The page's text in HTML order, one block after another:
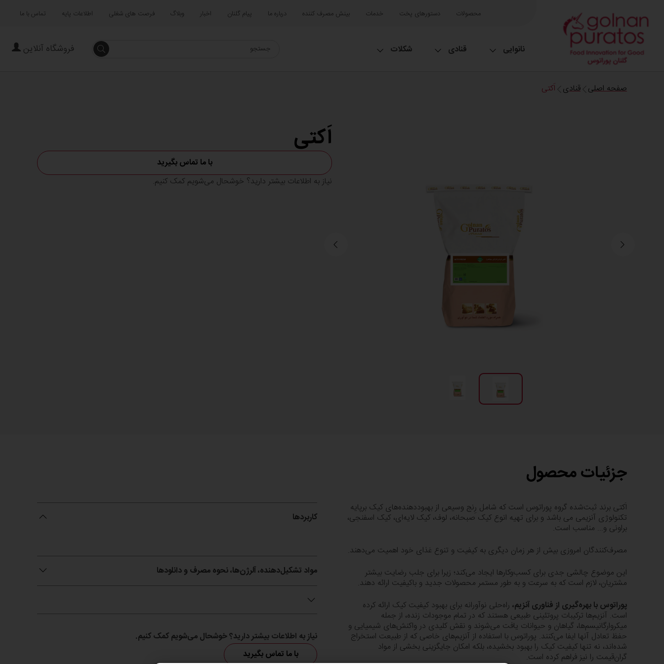
محصولات دستورهای پخت خدمات بینش مصرف کننده درباره ما پیام گلنان اخبار وبلاگ فرصت های شغلی اطلاعات پایه تماس با ما
نانوایی قنادی شکلات جستجو فروشگاه آنلاین
صفحه اصلی قنادی اَکتی
اَکتی
با ما تماس بگیرید
نیاز به اطلاعات بیشتر دارید؟ خوشحال می‌شویم کمک کنیم.
جزئیات محصول
اَکتی برند ثبت‌شده گروه پوراتوس است که شامل رِنج وسیعی از بهبوددهنده‌های کیک برپایه
تکنولوژی آنزیمی می باشد و برای تهیه انوع کیک صبحانه، لوف، کیک لایه‌ای، کیک اسفنجی،
براونی و... مناسب است.
مصرف‌کنندگان امروزی بیش از هر زمان دیگری به کیفیت و تنوع غذای خود اهمیت می‌دهند.
این موضوع چالشی جدی برای کسب‌وکارها ایجاد می‌کند؛ زیرا برای جلب رضایت بیشتر
مشتریان، لازم است که به سرعت و به طور مستمر محصولات جدید و باکیفیت ارائه دهند.
پوراتوس با بهره‌گیری از فناوری آنزیم، راه‌حلی نوآورانه برای بهبود کیفیت کیک ارائه کرده
است. آنزیم‌ها ترکیبات پروتئینی طبیعی هستند که در تمام موجودات زنده، از جمله
میکروارگانیسم‌ها، گیاهان و حیوانات یافت می‌شوند و نقش کلیدی در واکنش‌های شیمیایی و
حفظ تعادل آنها ایفا می‌کنند. پوراتوس با استفاده از آنزیم‌های خاصی که از طبیعت استخراج
شده‌اند، نه تنها کیفیت کیک را بهبود بخشیده، بلکه امکان جایگزینی بخشی از مواد
گران‌قیمت را نیز فراهم کرده است.
کاربردها
مواد تشکیل‌دهنده، آلرژن‌ها، نحوه مصرف و دانلودها
نیاز به اطلاعات بیشتر دارید؟ خوشحال می‌شویم کمک کنیم.
با ما تماس بگیرید